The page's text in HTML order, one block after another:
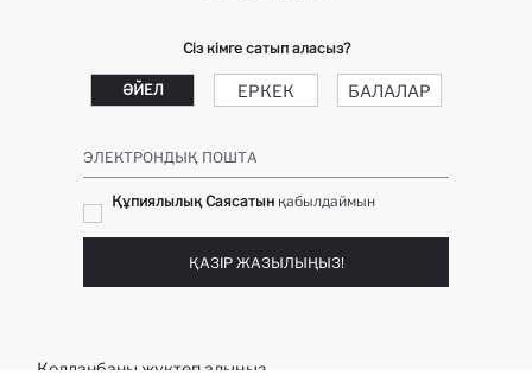
Сіз кімге сатып аласыз?
ӘЙЕЛ ЕРКЕК БАЛАЛАР
ЭЛЕКТРОНДЫҚ ПОШТА
Құпиялылық Саясатын қабылдаймын
ҚАЗІР ЖАЗЫЛЫҢЫЗ!
Қолданбаны жүктеп алыңыз